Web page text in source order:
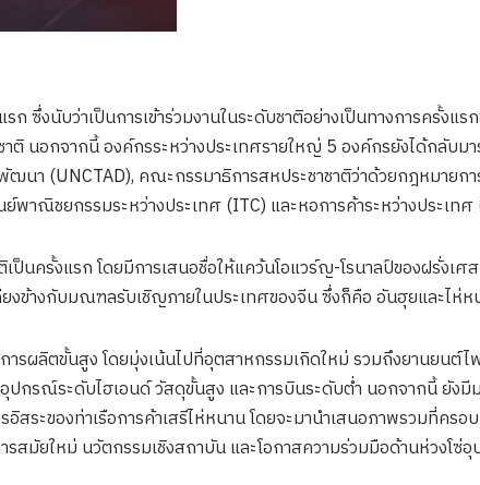
ซึ่งนับว่าเป็นการเข้าร่วมงานในระดับชาติอย่างเป็นทางการครั้งแร
าติ นอกจากนี้ องค์กรระหว่างประเทศรายใหญ่ 5 องค์กรยังได้กลับ
นา (UNCTAD), คณะกรรมาธิการสหประชาชาติว่าด้วยกฎหมายกา
ณิชยกรรมระหว่างประเทศ (ITC) และหอการค้าระหว่างประเทศ
นครั้งแรก โดยมีการเสนอชื่อให้แคว้นโอแวร์ญ-โรนาลป์ของฝรั่งเศ
งข้างกับมณฑลรับเชิญภายในประเทศของจีน ซึ่งก็คือ อันฮุยและไห่ห
รผลิตขั้นสูง โดยมุ่งเน้นไปที่อุตสาหกรรมเกิดใหม่ รวมถึงยานยนต์
กรณ์ระดับไฮเอนด์ วัสดุขั้นสูง และการบินระดับต่ำ นอกจากนี้ ยัง
ระของท่าเรือการค้าเสรีไห่หนาน โดยจะมานำเสนอภาพรวมที่ครอ
มัยใหม่ นวัตกรรมเชิงสถาบัน และโอกาสความร่วมมือด้านห่วงโซ่อุ